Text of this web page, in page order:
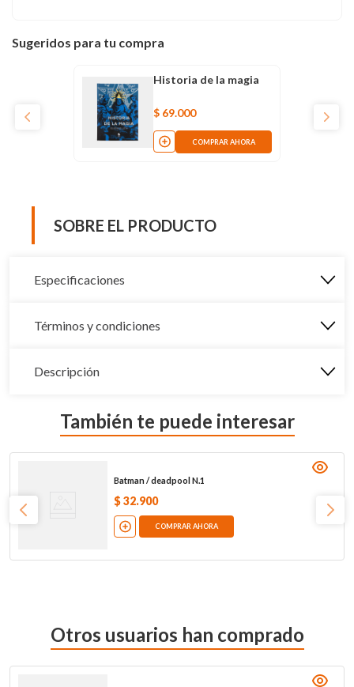
Sugeridos para tu compra
Historia de la magia
$ 69.000
COMPRAR AHORA
SOBRE EL PRODUCTO
Especificaciones
Términos y condiciones
Descripción
También te puede interesar
Batman / deadpool N.1
$ 32.900
COMPRAR AHORA
Otros usuarios han comprado